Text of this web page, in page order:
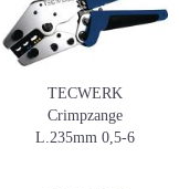
TECWERK
Crimpzange
L.235mm 0,5-6